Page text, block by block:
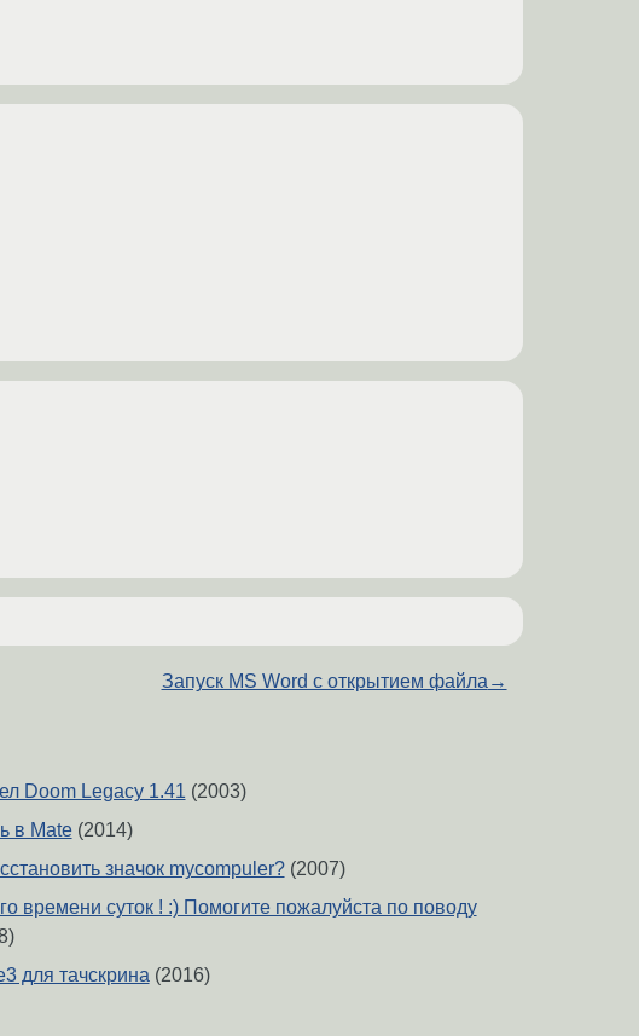
Запуск MS Word с открытием файла →
Doom Legacy 1.41 (2003)
в Mate(2014)
значок mycompuler?(2007)
времени суток ! :) Помогите пожалуйста по поводу
для тачскрина(2016)